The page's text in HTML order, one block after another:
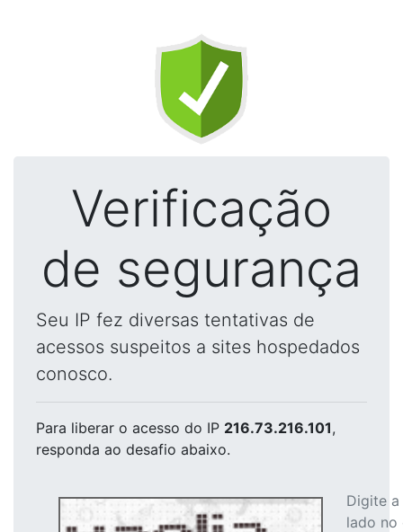
Verificação
de segurança
Seu IP fez diversas tentativas de
acessos suspeitos a sites hospedados
conosco.
Para liberar o acesso do IP 216.73.216.101,
responda ao desafio abaixo.
Digite
lado no